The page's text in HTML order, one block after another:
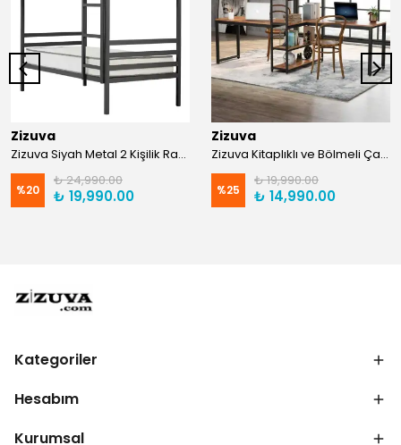
Zizuva
Zizuva Siyah Metal 2 Kişilik Ranza | TR0011-F
%20
₺ 24,990.00
₺ 19,990.00
Zizuva
Zizuva Kitaplıklı ve Bölmeli Çalışma Masası | CM1021-F-Suntalam
%25
₺ 19,990.00
₺ 14,990.00
Kategoriler
Hesabım
Kurumsal